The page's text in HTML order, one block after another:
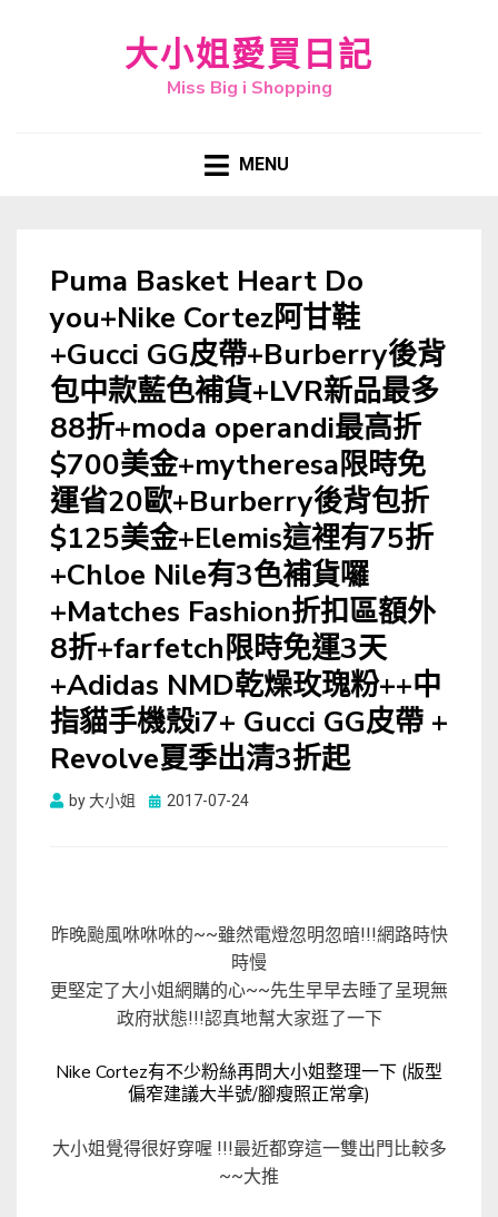
大小姐愛買日記
Miss Big i Shopping
MENU
Puma Basket Heart Do
you+Nike Cortez阿甘鞋
+Gucci GG皮帶+Burberry後背
包中款藍色補貨+LVR新品最多
88折+moda operandi最高折
$700美金+mytheresa限時免
運省20歐+Burberry後背包折
$125美金+Elemis這裡有75折
+Chloe Nile有3色補貨囉
+Matches Fashion折扣區額外
8折+farfetch限時免運3天
+Adidas NMD乾燥玫瑰粉++中
指貓手機殼i7+ Gucci GG皮帶 +
Revolve夏季出清3折起
by大小姐
Posted
2017-07-24
昨晚颱風咻咻咻的~~雖然電燈忽明忽暗!!!網路時快
時慢
更堅定了大小姐網購的心~~先生早早去睡了呈現無
政府狀態!!!認真地幫大家逛了一下
Nike Cortez有不少粉絲再問大小姐整理一下 (版型
偏窄建議大半號/腳瘦照正常拿)
大小姐覺得很好穿喔 !!!最近都穿這一雙出門比較多
~~大推